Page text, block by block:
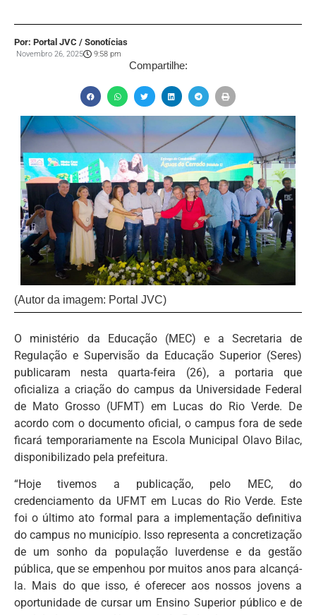
Por: Portal JVC / Sonotícias
Novembro 26, 2025 9:58 pm
Compartilhe:
(Autor da imagem: Portal JVC)
O ministério da Educação (MEC) e a Secretaria de
Regulação e Supervisão da Educação Superior (Seres)
publicaram nesta quarta-feira (26), a portaria que
oficializa a criação do campus da Universidade Federal
de Mato Grosso (UFMT) em Lucas do Rio Verde. De
acordo com o documento oficial, o campus fora de sede
ficará temporariamente na Escola Municipal Olavo Bilac,
disponibilizado pela prefeitura.
“Hoje tivemos a publicação, pelo MEC, do
credenciamento da UFMT em Lucas do Rio Verde. Este
foi o último ato formal para a implementação definitiva
do campus no município. Isso representa a concretização
de um sonho da população luverdense e da gestão
pública, que se empenhou por muitos anos para alcançá-
la. Mais do que isso, é oferecer aos nossos jovens a
oportunidade de cursar um Ensino Superior público e de